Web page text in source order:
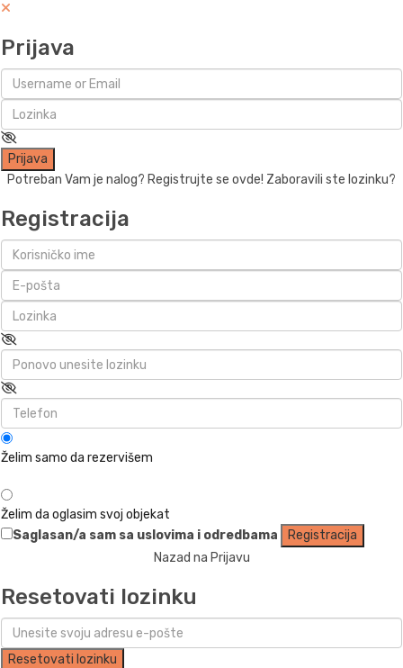
Prijava
Prijava
Potreban Vam je nalog? Registrujte se ovde! Zaboravili ste lozinku?
Registracija
Želim samo da rezervišem
Želim da oglasim svoj objekat
Saglasan/a sam sa uslovima i odredbama
Registracija
Nazad na Prijavu
Resetovati lozinku
Resetovati lozinku